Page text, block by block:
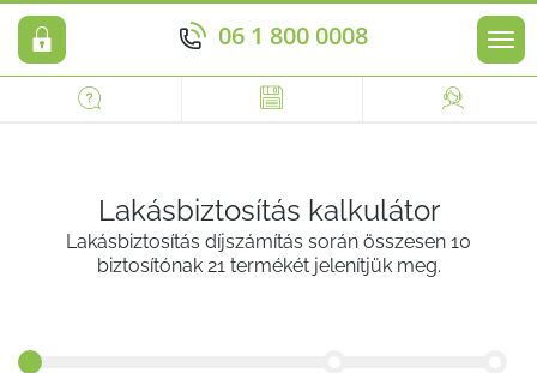
06 1 800 0008
Lakásbiztosítás kalkulátor
Lakásbiztosítás díjszámítás során összesen 10
biztosítónak 21 termékét jelenítjük meg.